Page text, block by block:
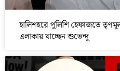
হালিশহরে পুলিশি হেফাজতে
এলাকায় যাচ্ছেন শুভেন্দু